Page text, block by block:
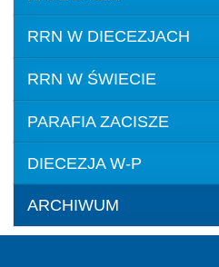
RRN W DIECEZJACH
RRN W ŚWIECIE
PARAFIA ZACISZE
DIECEZJA W-P
ARCHIWUM